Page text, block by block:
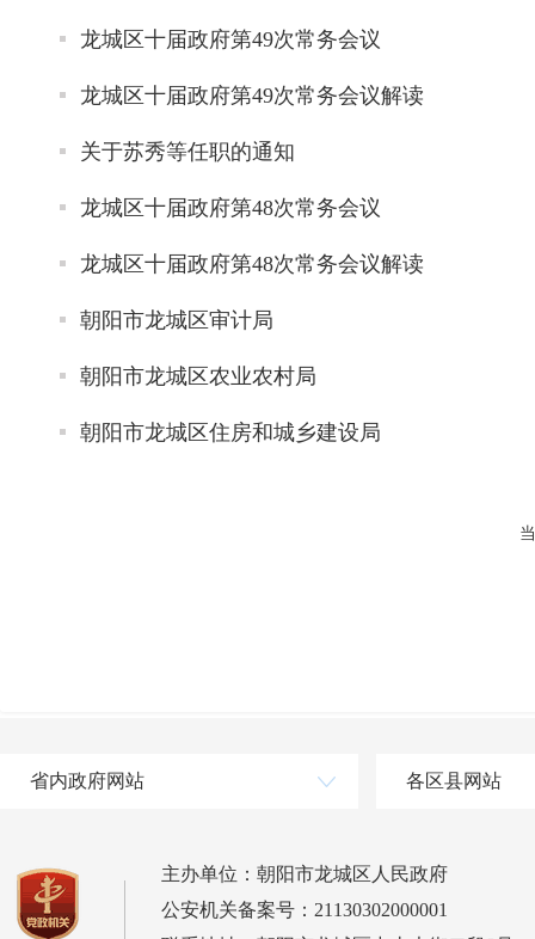
龙城区十届政府第49次常务会议
龙城区十届政府第49次常务会议解读
关于苏秀等任职的通知
龙城区十届政府第48次常务会议
龙城区十届政府第48次常务会议解读
朝阳市龙城区审计局
朝阳市龙城区农业农村局
朝阳市龙城区住房和城乡建设局
省内政府网站 各区县网站
主办单位：朝阳市龙城区人民政府
公安机关备案号：21130302000001